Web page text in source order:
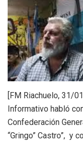
[FM Riachuelo, 31/
Informativo habló
Confederación
“Gringo” Castro”, y